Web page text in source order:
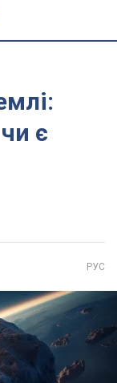
є
РУС